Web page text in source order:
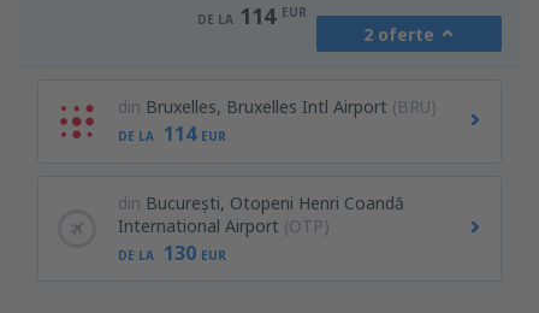
DE LA 114 EUR
2 oferte
din Bruxelles, Bruxelles Intl Airport (BRU)
DE LA 114 EUR
din București, Otopeni Henri Coandă
International Airport (OTP)
DE LA 130 EUR